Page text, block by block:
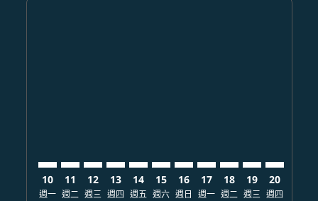
10
週一
11
週二
12
週三
13
週四
14
週五
15
週六
16
週日
17
週一
18
週二
19
週三
20
週四